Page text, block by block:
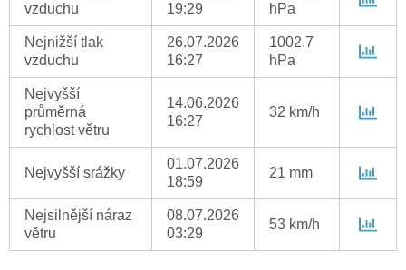
vzduchu
19:29
hPa
Nejnižší tlak
vzduchu
26.07.2026
16:27
1002.7
hPa
Nejvyšší
průměrná
rychlost větru
14.06.2026
16:27
32 km/h
Nejvyšší srážky
01.07.2026
18:59
21 mm
Nejsilnější náraz
větru
08.07.2026
03:29
53 km/h